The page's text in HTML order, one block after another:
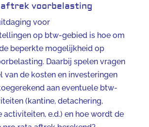
voorbelasting
voor
op btw-gebied is hoe om
beperkte mogelijkheid op
Daarbij spelen vragen
van de kosten en investeringen
aan eventuele btw-
(kantine, detachering,
e.d.) en hoe wordt de